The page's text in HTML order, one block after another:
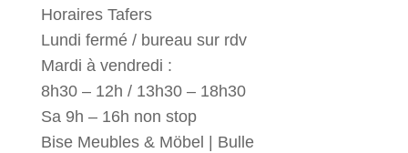
Horaires Tafers
Lundi fermé / bureau sur rdv
Mardi à vendredi :
8h30 – 12h / 13h30 – 18h30
Sa 9h – 16h non stop
Bise Meubles & Möbel | Bulle